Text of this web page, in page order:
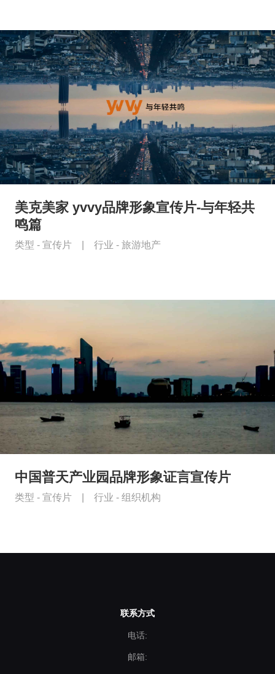
美克美家 yvvy品牌形象宣传片-与年轻共
鸣篇
类型 - 宣传片 行业 - 旅游地产
中国普天产业园品牌形象证言宣传片
类型 - 宣传片 行业 - 组织机构
联系方式
电话:
邮箱: